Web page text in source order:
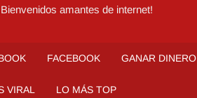
amantes de internet!
FACEBOOK GANAR DINERO
VIRAL LO MÁS TOP